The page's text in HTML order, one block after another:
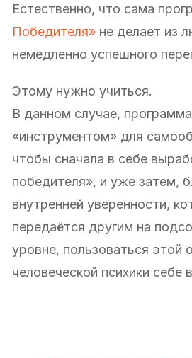
Естественно, что сама
Победителя» не делает из
немедленно успешного
Этому нужно учиться.
В данном случае,
«инструментом» для
чтобы сначала в себе
победителя», и уже затем,
внутренней уверенности,
передаётся другим на
уровне, пользоваться этой
человеческой психики себе